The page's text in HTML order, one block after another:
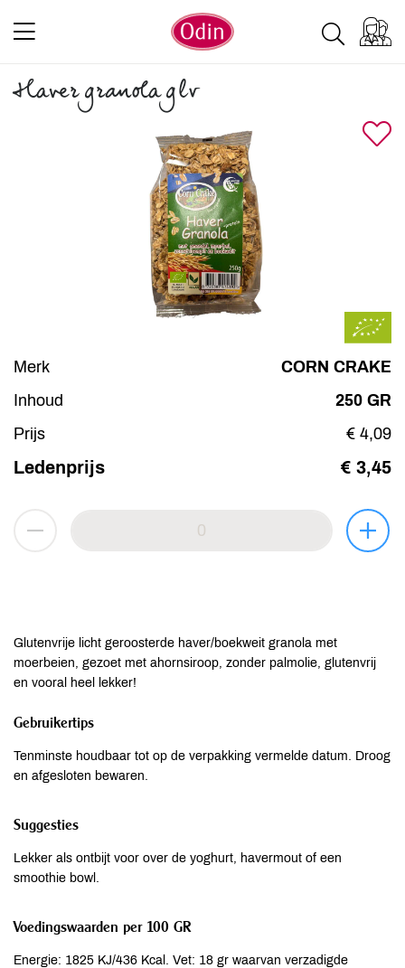
Haver granola glv
Merk
CORN CRAKE
Inhoud
250 GR
Prijs
€ 4,09
Ledenprijs € 3,45
Glutenvrije licht geroosterde haver/boekweit granola met
moerbeien, gezoet met ahornsiroop, zonder palmolie, glutenvrij
en vooral heel lekker!
Gebruikertips
Tenminste houdbaar tot op de verpakking vermelde datum. Droog
en afgesloten bewaren.
Suggesties
Lekker als ontbijt voor over de yoghurt, havermout of een
smoothie bowl.
Voedingswaarden per 100 GR
Energie: 1825 KJ/436 Kcal. Vet: 18 gr waarvan verzadigde